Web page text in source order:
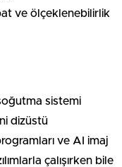
ve ölçeklenebilirlik
sistemi
dizüstü
ve AI imaj
çalışırken bile